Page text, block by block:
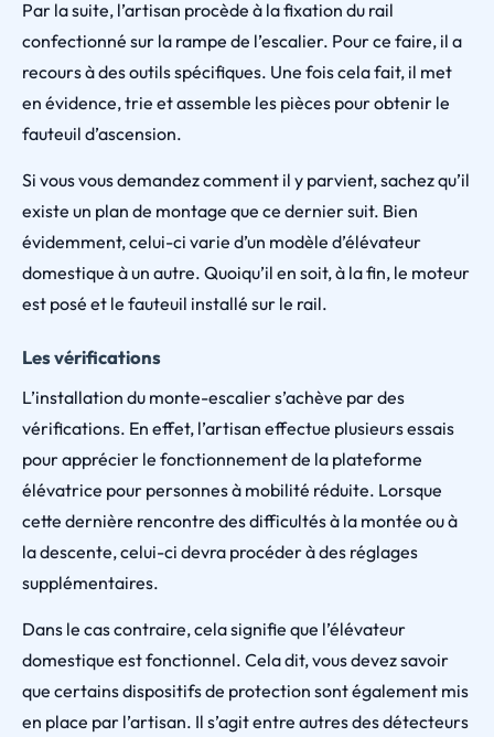
Par la suite, l’artisan procède à la fixation du rail
confectionné sur la rampe de l’escalier. Pour ce faire, il a
recours à des outils spécifiques. Une fois cela fait, il met
en évidence, trie et assemble les pièces pour obtenir le
fauteuil d’ascension.
Si vous vous demandez comment il y parvient, sachez qu’il
existe un plan de montage que ce dernier suit. Bien
évidemment, celui-ci varie d’un modèle d’élévateur
domestique à un autre. Quoiqu’il en soit, à la fin, le moteur
est posé et le fauteuil installé sur le rail.
Les vérifications
L’installation du monte-escalier s’achève par des
vérifications. En effet, l’artisan effectue plusieurs essais
pour apprécier le fonctionnement de la plateforme
élévatrice pour personnes à mobilité réduite. Lorsque
cette dernière rencontre des difficultés à la montée ou à
la descente, celui-ci devra procéder à des réglages
supplémentaires.
Dans le cas contraire, cela signifie que l’élévateur
domestique est fonctionnel. Cela dit, vous devez savoir
que certains dispositifs de protection sont également mis
en place par l’artisan. Il s’agit entre autres des détecteurs